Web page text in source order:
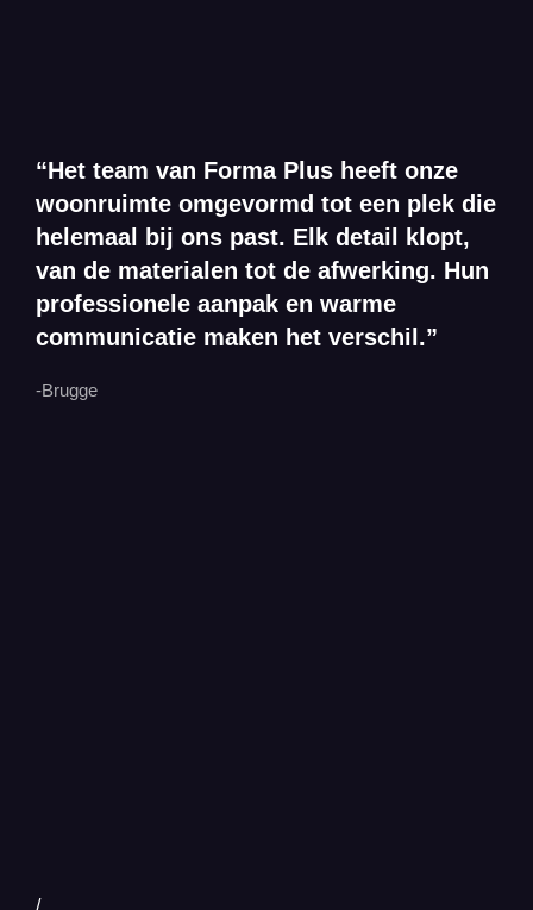
“Het team van Forma Plus heeft onze
woonruimte omgevormd tot een plek die
helemaal bij ons past. Elk detail klopt,
van de materialen tot de afwerking. Hun
professionele aanpak en warme
communicatie maken het verschil.”
-Brugge